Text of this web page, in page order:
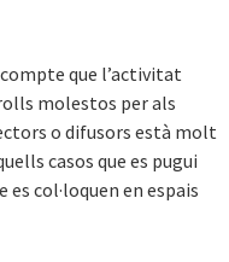
que l’activitat
molestos per als
o difusors està molt
casos que es pugui
col·loquen en espais